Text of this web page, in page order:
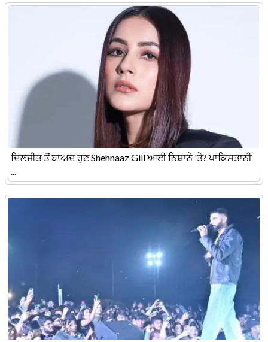
ਦਿਲਜੀਤ ਤੋਂ ਬਾਅਦ ਹੁਣ Shehnaaz Gill ਆਈ ਨਿਸ਼ਾਨੇ 'ਤੇ? ਪਾਕਿਸਤਾਨੀ